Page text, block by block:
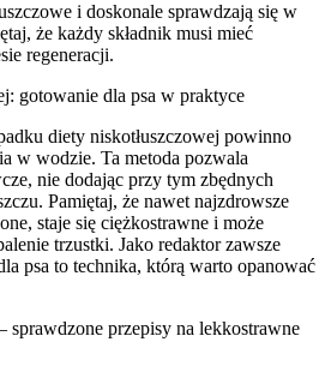
i doskonale sprawdzają się w
że każdy składnik musi mieć
regeneracji.
gotowanie dla psa w praktyce
diety niskotłuszczowej powinno
w wodzie. Ta metoda pozwala
nie dodając przy tym zbędnych
Pamiętaj, że nawet najzdrowsze
staje się ciężkostrawne i może
trzustki. Jako redaktor zawsze
psa to technika, którą warto opanować
sprawdzone przepisy na lekkostrawne